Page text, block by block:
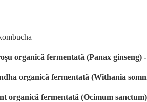
organică fermentată (Panax ginseng)
organică fermentată (Withania
organică fermentată (Ocimum